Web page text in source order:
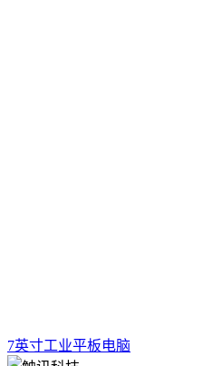
7英寸工业平板电脑